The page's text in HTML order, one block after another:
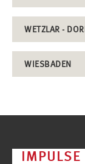
WETZLAR -
WIESBADEN
IMPULSE